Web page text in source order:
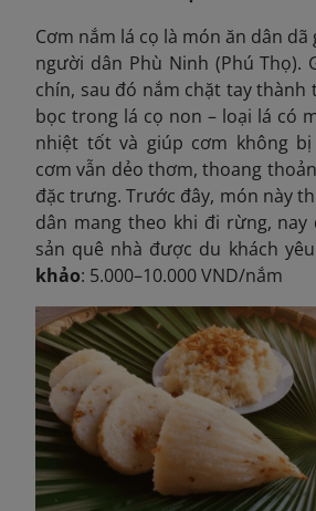
Cơm nắm lá cọ là món ăn dân
người dân Phù Ninh (Phú Thọ).
chín, sau đó nắm chặt tay
bọc trong lá cọ non – loại lá có
nhiệt tốt và giúp cơm không
cơm vẫn dẻo thơm, thoang
đặc trưng. Trước đây, món này
dân mang theo khi đi rừng,
sản quê nhà được du khách
khảo: 5.000–10.000 VND/nắm